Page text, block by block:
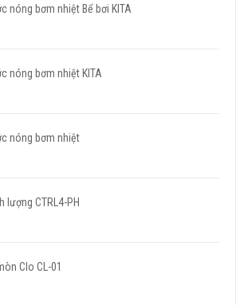
nóng bơm nhiệt Bể bơi KITA
nóng bơm nhiệt KITA
nóng bơm nhiệt
lượng CTRL4-PH
Clo CL-01